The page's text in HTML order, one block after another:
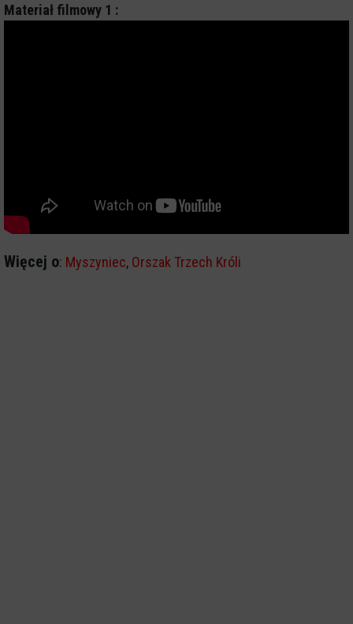
Materiał filmowy 1 :
Więcej o: Myszyniec, Orszak Trzech Króli